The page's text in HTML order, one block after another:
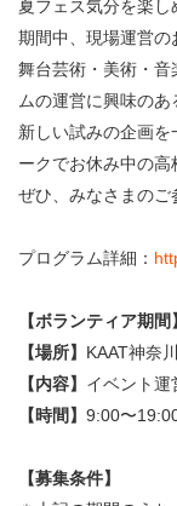
・ レストラン/カフ
・ 交通案内
・ よくある質問
・ ミッション
・ 芸術監督
・ 施設概要
・ フロアマップ
・ レストラン/カフ
KAAT 神奈川芸術劇
夏フェス気分を楽し
期間中、現場運営の
舞台芸術・美術・音
ムの運営に興味のあ
新しい試みの企画
ークでお休み中の高
ぜひ、みなさまのご
プログラム詳細：
【ボランティア期間】
【場所】 KAAT神奈
【内容】 イベント運
【時間】 9:00〜
【募集条件】